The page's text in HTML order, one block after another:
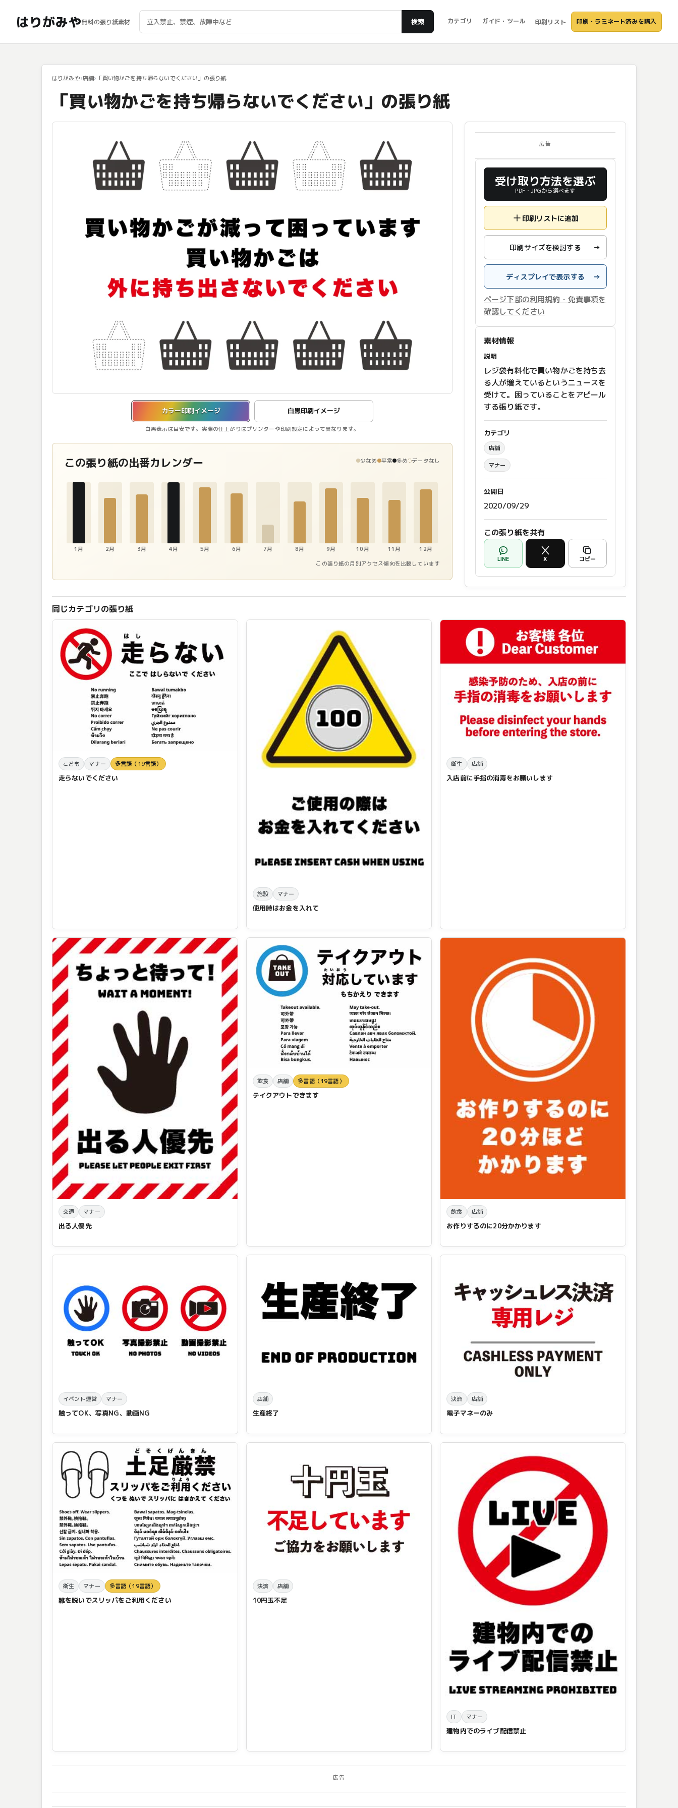
はりがみや無料の張り紙素材 検索 カテゴリ ガイド・ツール 印刷リスト 印刷・ラミネート済みを購入
はりがみや 店舗 「買い物かごを持ち帰らないでください」の張り紙
「買い物かごを持ち帰らないでください」の張り紙
カラー印刷イメージ 白黒印刷イメージ
白黒表示は目安です。実際の仕上がりはプリンターや印刷設定によって異なります。
カラー印刷イメージを表示しています。
この張り紙の出番カレンダー 少なめ 平常 多め データなし
1月 2月 3月 4月 5月 6月 7月 8月 9月 10月 11月 12月
この張り紙の月別アクセス傾向を比較しています
広告
受け取り方法を選ぶ
PDF・JPGから選べます
印刷リストに追加
印刷サイズを検討する →
ディスプレイで表示する →
ページ下部の利用規約・免責事項を
確認してください
素材情報
説明
レジ袋有料化で買い物かごを持ち去
る人が増えているというニュースを
受けて。困っていることをアピール
する張り紙です。
カテゴリ
店舗
マナー
公開日
2020/09/29
この張り紙を共有
LINE X コピー
同じカテゴリの張り紙
こども マナー 多言語（19言語）
走らないでください
施設 マナー
使用時はお金を入れて
衛生 店舗
入店前に手指の消毒をお願いします
交通 マナー
出る人優先
飲食 店舗 多言語（19言語）
テイクアウトできます
飲食 店舗
お作りするのに20分かかります
イベント運営 マナー
触ってOK、写真NG、動画NG
店舗
生産終了
決済 店舗
電子マネーのみ
衛生 マナー 多言語（19言語）
靴を脱いでスリッパをご利用ください
決済 店舗
10円玉不足
IT マナー
建物内でのライブ配信禁止
広告